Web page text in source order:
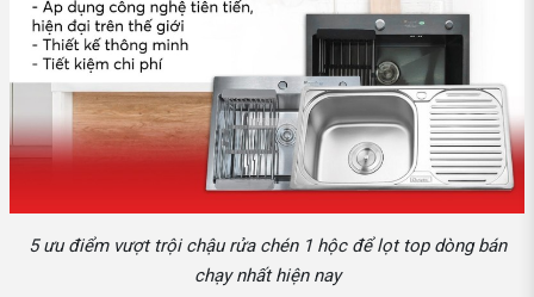
5 ưu điểm vượt trội chậu rửa chén 1 hộc để lọt top dòng bán
chạy nhất hiện nay